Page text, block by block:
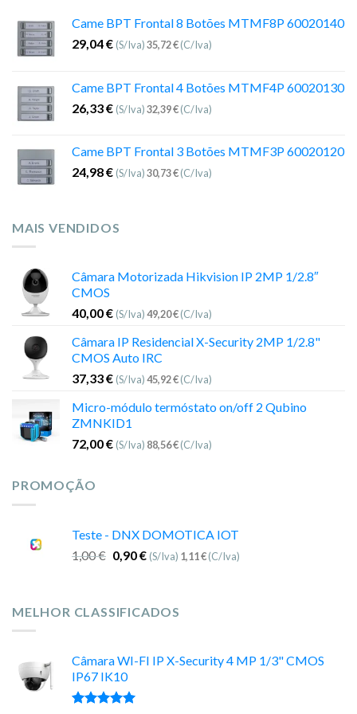
Came BPT Frontal 8 Botões MTMF8P 60020140
29,04€ (S/Iva)35,72€(C/Iva)
Came BPT Frontal 4 Botões MTMF4P 60020130
26,33€ (S/Iva)32,39€(C/Iva)
Came BPT Frontal 3 Botões MTMF3P 60020120
24,98€ (S/Iva)30,73€(C/Iva)
MAIS VENDIDOS
Câmara Motorizada Hikvision IP 2MP 1/2.8″
CMOS
40,00€ (S/Iva)49,20€(C/Iva)
Câmara IP Residencial X-Security 2MP 1/2.8"
CMOS Auto IRC
37,33€ (S/Iva)45,92€(C/Iva)
Micro-módulo termóstato on/off 2 Qubino
ZMNKID1
72,00€ (S/Iva) 88,56€(C/Iva)
PROMOÇÃO
Teste - DNX DOMOTICA IOT
1,00€ 0,90€ (S/Iva) 1,11€(C/Iva)
MELHOR CLASSIFICADOS
Câmara WI-FI IP X-Security 4 MP 1/3" CMOS
IP67 IK10